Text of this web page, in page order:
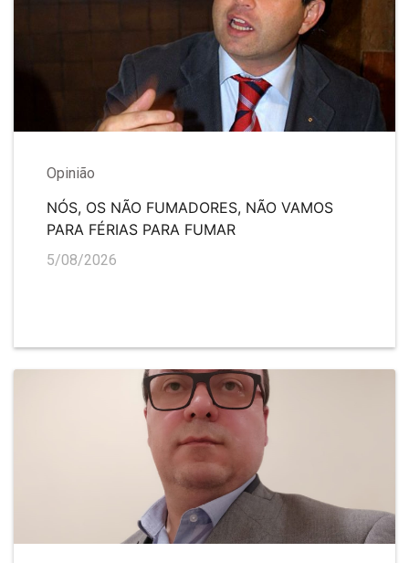
Opinião
NÓS, OS NÃO FUMADORES, NÃO VAMOS
PARA FÉRIAS PARA FUMAR
5/08/2026